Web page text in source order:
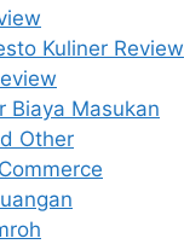
Kuliner Review
Biaya Masukan
Other